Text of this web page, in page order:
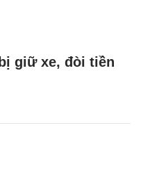
giữ xe, đòi tiền